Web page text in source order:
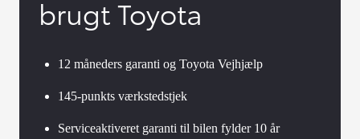
brugt Toyota
12 måneders garanti og Toyota Vejhjælp
145-punkts værkstedstjek
Serviceaktiveret garanti til bilen fylder 10 år